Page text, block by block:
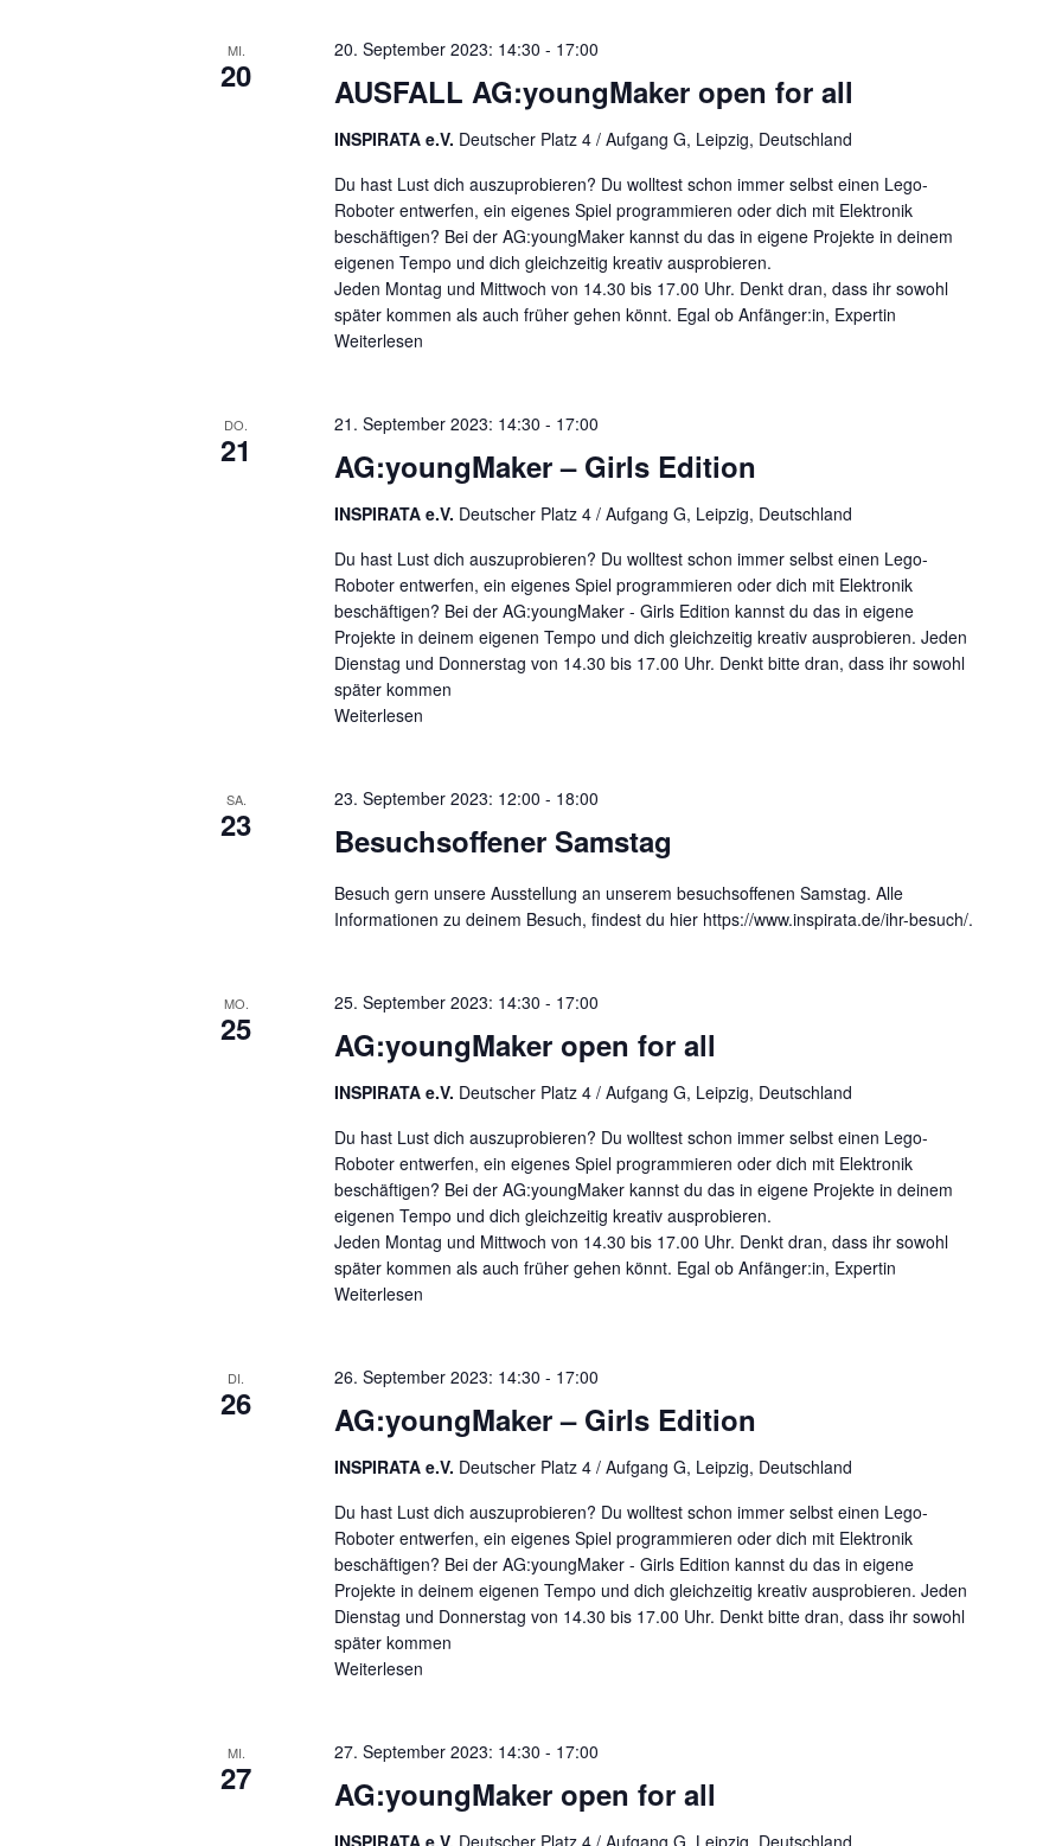
MI.
20 AUSFALL AG:youngMaker open for all
20. September 2023: 14:30 - 17:00
INSPIRATA e.V. Deutscher Platz 4 / Aufgang G, Leipzig, Deutschland
Du hast Lust dich auszuprobieren? Du wolltest schon immer selbst einen Lego-
Roboter entwerfen, ein eigenes Spiel programmieren oder dich mit Elektronik
beschäftigen? Bei der AG:youngMaker kannst du das in eigene Projekte in deinem
eigenen Tempo und dich gleichzeitig kreativ ausprobieren.
Jeden Montag und Mittwoch von 14.30 bis 17.00 Uhr. Denkt dran, dass ihr sowohl
später kommen als auch früher gehen könnt. Egal ob Anfänger:in, Expertin
Weiterlesen
DO.
21 AG:youngMaker – Girls Edition
21. September 2023: 14:30 - 17:00
INSPIRATA e.V. Deutscher Platz 4 / Aufgang G, Leipzig, Deutschland
Du hast Lust dich auszuprobieren? Du wolltest schon immer selbst einen Lego-
Roboter entwerfen, ein eigenes Spiel programmieren oder dich mit Elektronik
beschäftigen? Bei der AG:youngMaker - Girls Edition kannst du das in eigene
Projekte in deinem eigenen Tempo und dich gleichzeitig kreativ ausprobieren. Jeden
Dienstag und Donnerstag von 14.30 bis 17.00 Uhr. Denkt bitte dran, dass ihr sowohl
später kommen
Weiterlesen
SA.
23 Besuchsoffener Samstag
23. September 2023: 12:00 - 18:00
Besuch gern unsere Ausstellung an unserem besuchsoffenen Samstag. Alle
Informationen zu deinem Besuch, findest du hier https://www.inspirata.de/ihr-besuch/.
MO.
25 AG:youngMaker open for all
25. September 2023: 14:30 - 17:00
INSPIRATA e.V. Deutscher Platz 4 / Aufgang G, Leipzig, Deutschland
Du hast Lust dich auszuprobieren? Du wolltest schon immer selbst einen Lego-
Roboter entwerfen, ein eigenes Spiel programmieren oder dich mit Elektronik
beschäftigen? Bei der AG:youngMaker kannst du das in eigene Projekte in deinem
eigenen Tempo und dich gleichzeitig kreativ ausprobieren.
Jeden Montag und Mittwoch von 14.30 bis 17.00 Uhr. Denkt dran, dass ihr sowohl
später kommen als auch früher gehen könnt. Egal ob Anfänger:in, Expertin
Weiterlesen
DI.
26 AG:youngMaker – Girls Edition
26. September 2023: 14:30 - 17:00
INSPIRATA e.V. Deutscher Platz 4 / Aufgang G, Leipzig, Deutschland
Du hast Lust dich auszuprobieren? Du wolltest schon immer selbst einen Lego-
Roboter entwerfen, ein eigenes Spiel programmieren oder dich mit Elektronik
beschäftigen? Bei der AG:youngMaker - Girls Edition kannst du das in eigene
Projekte in deinem eigenen Tempo und dich gleichzeitig kreativ ausprobieren. Jeden
Dienstag und Donnerstag von 14.30 bis 17.00 Uhr. Denkt bitte dran, dass ihr sowohl
später kommen
Weiterlesen
MI.
27 AG:youngMaker open for all
27. September 2023: 14:30 - 17:00
INSPIRATA e.V. Deutscher Platz 4 / Aufgang G, Leipzig, Deutschland